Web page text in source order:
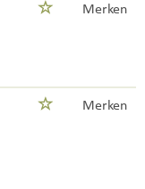
Merken
Merken